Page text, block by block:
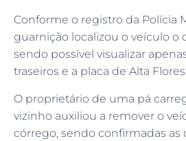
Conforme o registro da Polícia
guarnição localizou o veículo o
sendo possível visualizar
traseiros e a placa de Alta
O proprietário de uma pá
vizinho auxiliou a remover o
córrego, sendo confirmadas as